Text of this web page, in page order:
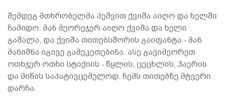
შემდეგ მთხრობელმა პეშვით ქვიშა აიღო და ხელში
ჩამიდო. მან მეორეჯერ აიღო ქვიშა და ხელი
გაშალა, და ქვიშა თითებსშორის გაიფანტა - მან
მანიშნა იგივე გამეკეთებინა. ასე გავიმეორეთ
ოთხჯერ ოთხი სტიქიის - წყლის, ცეცხლის, ჰაერის
და მიწის საპატივცემულოდ. ჩემს თითებზე მტვერი
დარჩა.